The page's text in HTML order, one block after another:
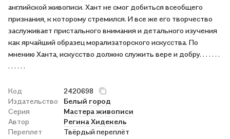
английской живописи. Хант не смог добиться всеобщего
признания, к которому стремился. И все же его творчество
заслуживает пристального внимания и детального изучения
как ярчайший образец морализаторского искусства. По
мнению Ханта, искусство должно служить вере и добру. . . . . . .
. . . . . .
Код
2420698
Издательство
Белый город
Серия
Мастера живописи
Автор
Регина Хидекель
Переплет
Твёрдый переплёт